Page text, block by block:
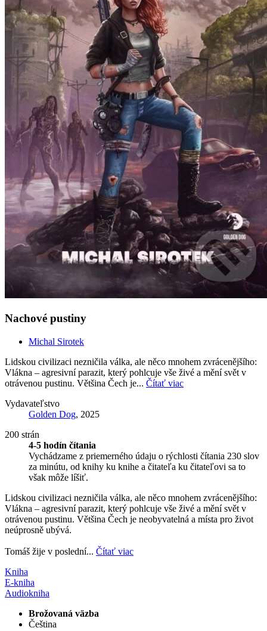
Nachové pustiny
Michal Sirotek
Lidskou civilizaci nezničila válka, ale něco mnohem zvrácenějšího:
Vlákna – agresivní parazit, který pohlcuje vše živé a mění svět v
otrávenou pustinu. Většina Čech je... Čítať viac
Vydavateľstvo
Golden Dog, 2025
200 strán
4-5 hodín čítania
Vychádzame z priemerného údaju o rýchlosti čítania 230 slov
za minútu, od knihy ku knihe a čitateľa ku čitateľovi sa to
však môže líšiť.
Lidskou civilizaci nezničila válka, ale něco mnohem zvrácenějšího:
Vlákna – agresivní parazit, který pohlcuje vše živé a mění svět v
otrávenou pustinu. Většina Čech je neobyvatelná a místa pro život
neúprosně ubývá.
Tomáš žije v poslední... Čítať viac
Kniha
E-kniha
Audiokniha
Brožovaná väzba
Čeština